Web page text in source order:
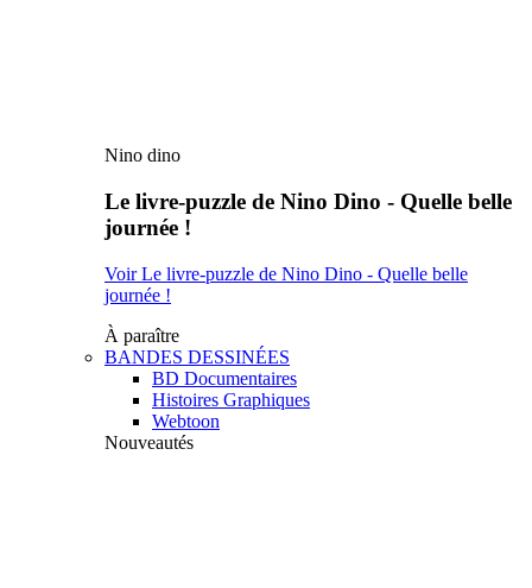
Nino dino
Le livre-puzzle de Nino Dino - Quelle belle
journée !
Voir Le livre-puzzle de Nino Dino - Quelle belle
journée !
À paraître
BANDES DESSINÉES
BD Documentaires
Histoires Graphiques
Webtoon
Nouveautés